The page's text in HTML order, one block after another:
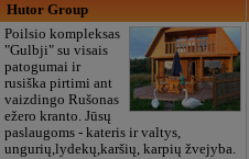
Hutor Group
Poilsio kompleksas
"Gulbji" su visais
patogumai ir
rusiška pirtimi ant
vaizdingo Rušonas
ežero kranto. Jūsų
paslaugoms - kateris ir valtys,
ungurių,lydekų,karšių, karpių žvejyba.